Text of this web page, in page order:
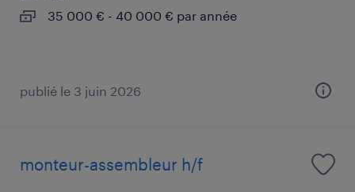
35 000 € - 40 000 € par année
publié le 3 juin 2026
monteur-assembleur h/f